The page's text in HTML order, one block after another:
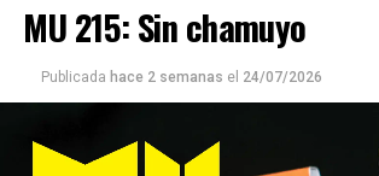
MU 215: Sin chamuyo
Publicada hace 2 semanas el 24/07/2026